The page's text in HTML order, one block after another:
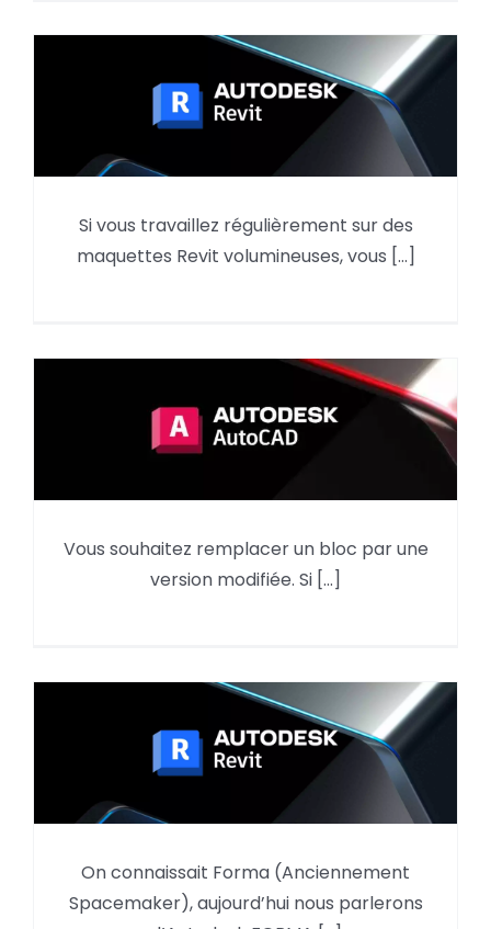
Revit 2027 : les graphiques accélérés
arrivent enfin à maturité
Si vous travaillez régulièrement sur des
maquettes Revit volumineuses, vous [...]
AutoCAD : comment remplacer un bloc
par sa nouvelle version ?
Vous souhaitez remplacer un bloc par une
version modifiée. Si [...]
Forma Site Design : La connexion avec
Revit
On connaissait Forma (Anciennement
Spacemaker), aujourd’hui nous parlerons